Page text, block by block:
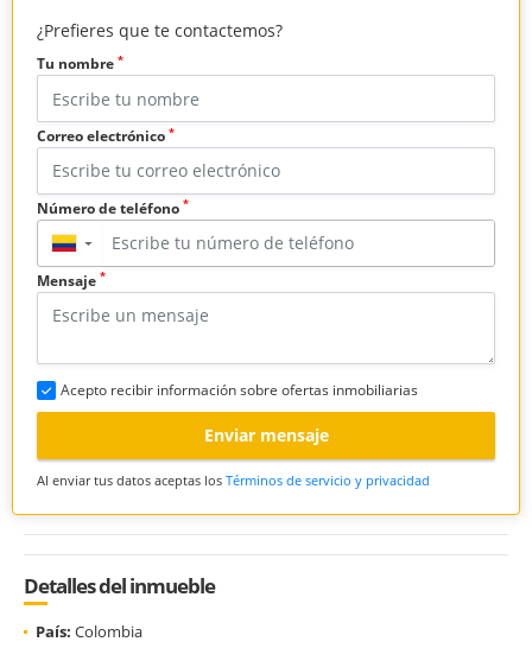
¿Prefieres que te contactemos?
Tu nombre *
Correo electrónico *
Número de teléfono *
▼
Mensaje *
Acepto recibir información sobre ofertas inmobiliarias
Enviar mensaje
Al enviar tus datos aceptas los Términos de servicio y privacidad
Detalles del inmueble
País: Colombia